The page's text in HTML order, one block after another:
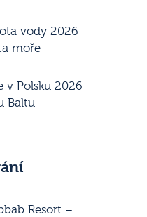
vody 2026
moře
v Polsku 2026
Baltu
Resort –